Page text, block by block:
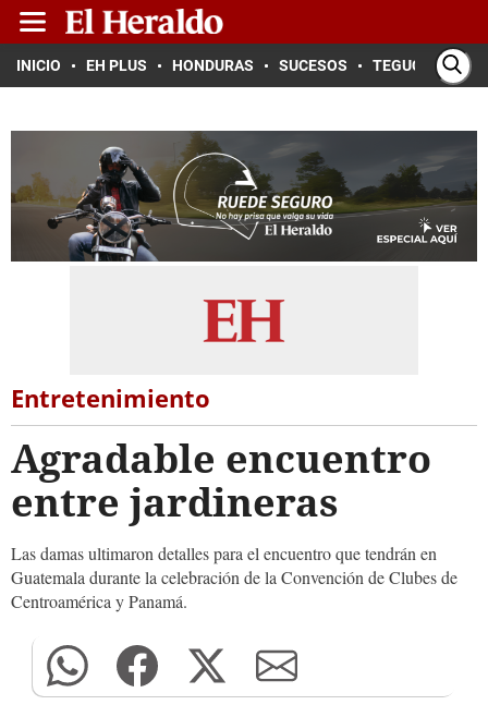
INICIO EH PLUS HONDURAS SUCESOS TEGUCIGALPA
Entretenimiento
Agradable encuentro
entre jardineras
Las damas ultimaron detalles para el encuentro que tendrán en
Guatemala durante la celebración de la Convención de Clubes de
Centroamérica y Panamá.